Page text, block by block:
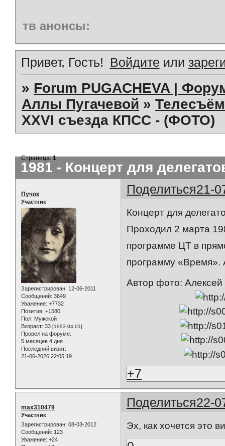
тв анонсы:
Привет, Гость! Войдите или
» Forum PUGACHEVA |
Аллы Пугачевой »
XXVI съезда КПСС - (ФОТО)
1981 - Концерт для
Страница:1
Поделиться21-
Пучок
Участник
Зарегистрирован: 12-06-2011
Сообщений: 3649
Уважение: +7732
Позитив: +1580
Пол: Мужской
Возраст: 33 [1993-04-01]
Провел на форуме:
5 месяцев 4 дня
Последний визит:
21-06-2026 22:05:19
Концерт для
Проходил 2 марта
программе ЦТ в
программу «Время».
Автор фото: Алексей
+7
Поделиться22-
max310479
Участник
Зарегистрирован: 08-03-2012
Сообщений: 123
Уважение: +24
Эх, как хочется это